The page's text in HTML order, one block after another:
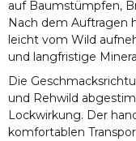
auf Baumstümpfen,
Nach dem Auftragen
leicht vom Wild
und langfristige
Die
und Rehwild
Lockwirkung. Der
komfortablen